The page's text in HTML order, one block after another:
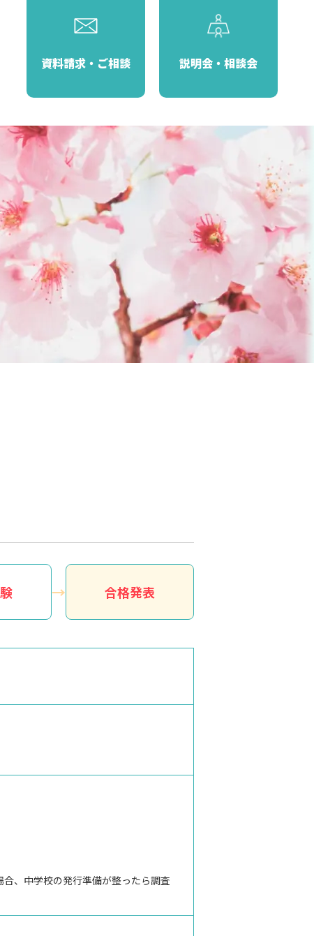
資料請求・ご相談 説明会・相談会
合格発表
、中学校の発行準備が整ったら調査